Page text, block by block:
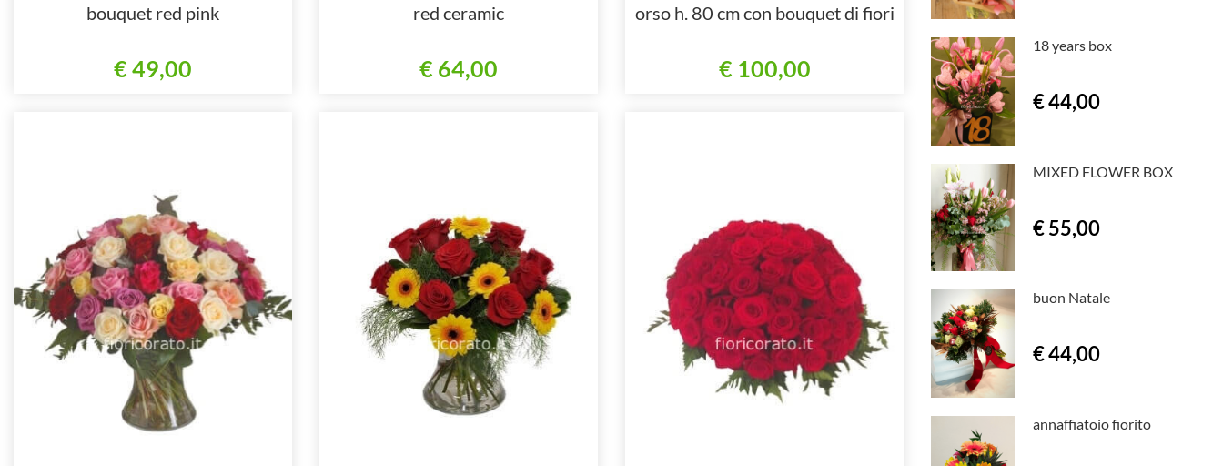
bouquet red pink
€ 49,00
red ceramic
€ 64,00
orso h. 80 cm con bouquet di fiori
€ 100,00
18 years box
€ 44,00
MIXED FLOWER BOX
€ 55,00
buon Natale
€ 44,00
annaffiatoio fiorito